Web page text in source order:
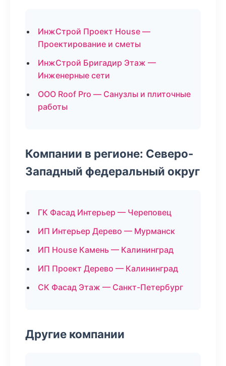
ИнжСтрой Проект House —
Проектирование и сметы
ИнжСтрой Бригадир Этаж —
Инженерные сети
ООО Roof Pro — Санузлы и плиточные
работы
Компании в регионе: Северо-
Западный федеральный округ
ГК Фасад Интерьер — Череповец
ИП Интерьер Дерево — Мурманск
ИП House Камень — Калининград
ИП Проект Дерево — Калининград
СК Фасад Этаж — Санкт-Петербург
Другие компании